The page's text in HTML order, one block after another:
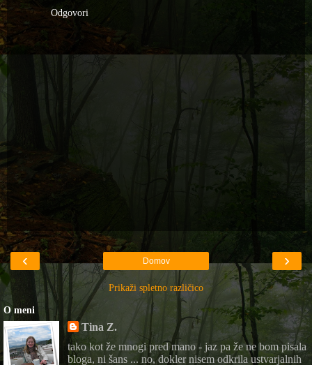
Odgovori
‹ ›
Domov
Prikaži spletno različico
O meni
Tina Z.
tako kot že mnogi pred mano - jaz pa že ne bom pisala
bloga, ni šans ... no, dokler nisem odkrila ustvarjalnih